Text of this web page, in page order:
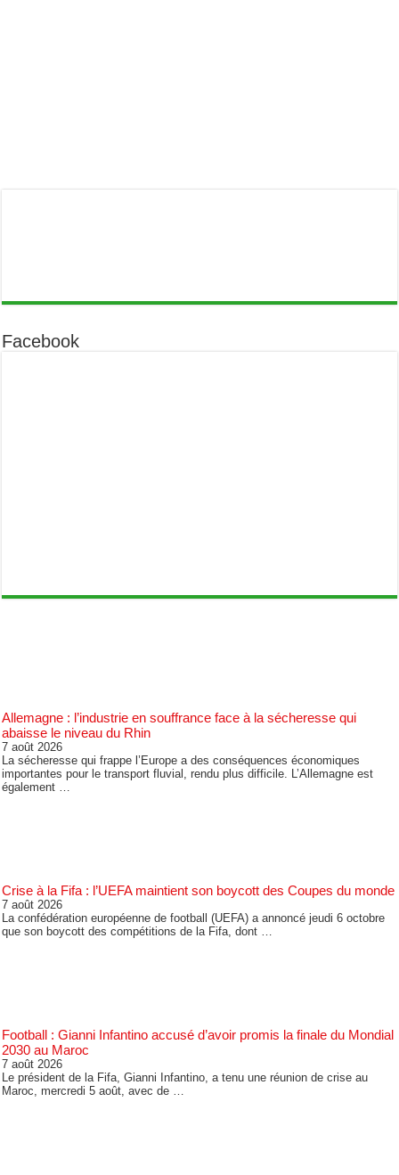
Facebook
Allemagne : l’industrie en souffrance face à la sécheresse qui
abaisse le niveau du Rhin
7 août 2026
La sécheresse qui frappe l’Europe a des conséquences économiques
importantes pour le transport fluvial, rendu plus difficile. L’Allemagne est
également …
Crise à la Fifa : l’UEFA maintient son boycott des Coupes du monde
7 août 2026
La confédération européenne de football (UEFA) a annoncé jeudi 6 octobre
que son boycott des compétitions de la Fifa, dont …
Football : Gianni Infantino accusé d’avoir promis la finale du Mondial
2030 au Maroc
7 août 2026
Le président de la Fifa, Gianni Infantino, a tenu une réunion de crise au
Maroc, mercredi 5 août, avec de …